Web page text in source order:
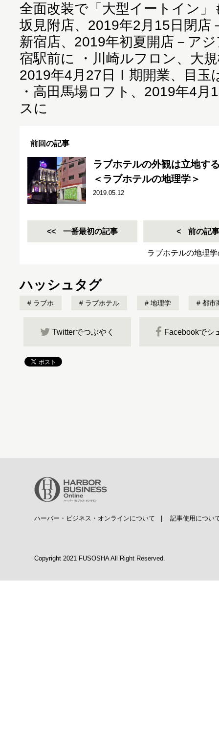
全面改装で「大型イートイン」
坂見附店、2019年2月15日閉店
新宿店、2019年初夏開店－ア
宿駅前に
・ 川崎ルフロン、大
2019年4月27日Ⅰ期開業、目玉
・ 高田馬場ロフト、2019年4月
スに
前回の記事
ラブホテルの外観は立地す
＜ラブホテルの地理学＞
2019.05.12
一番最初の記事 前の記事
ラブホテルの地理
ハッシュタグ
ラブホ ラブホテル 地理学 都市
Twitterでつぶやく Facebookでシ
ハーバー・ビジネス・オンラインについて 記事使用につい
Copyright 2021 FUSOSHA All Right Reserved.